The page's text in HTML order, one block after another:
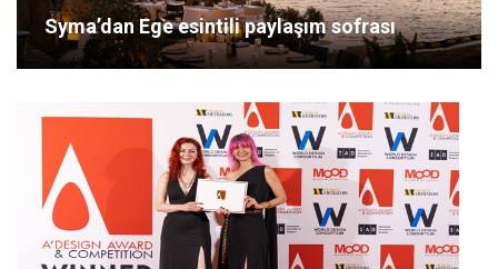
Syma’dan Ege esintili paylaşım sofrası